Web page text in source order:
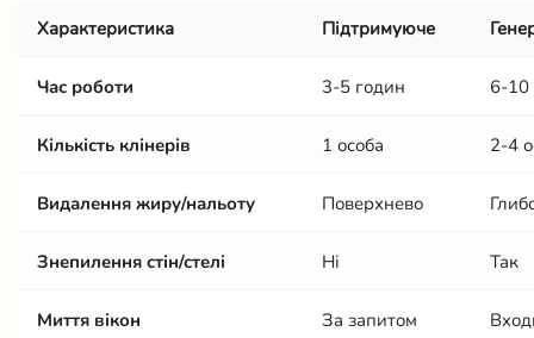
Характеристика Підтримуюче
Час роботи 3-5 годин 6-10
Кількість клінерів 1 особа 2-4
Видалення жиру/нальоту Поверхнево
Знепилення стін/стелі Ні Так
Миття вікон За запитом